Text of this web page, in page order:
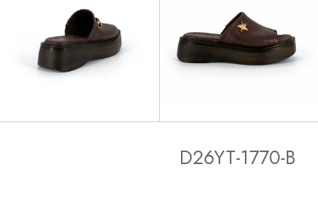
D26YT-1770-B